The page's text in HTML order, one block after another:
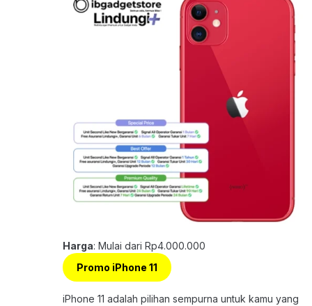
Harga: Mulai dari Rp4.000.000
Promo iPhone 11
iPhone 11 adalah pilihan sempurna untuk kamu yang